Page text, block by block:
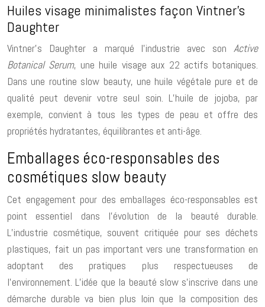
Huiles visage minimalistes façon Vintner’s
Daughter
Vintner’s Daughter a marqué l’industrie avec son Active
Botanical Serum, une huile visage aux 22 actifs botaniques.
Dans une routine slow beauty, une huile végétale pure et de
qualité peut devenir votre seul soin. L’huile de jojoba, par
exemple, convient à tous les types de peau et offre des
propriétés hydratantes, équilibrantes et anti-âge.
Emballages éco-responsables des
cosmétiques slow beauty
Cet engagement pour des emballages éco-responsables est
point essentiel dans l’évolution de la beauté durable.
L’industrie cosmétique, souvent critiquée pour ses déchets
plastiques, fait un pas important vers une transformation en
adoptant des pratiques plus respectueuses de
l’environnement. L’idée que la beauté slow s’inscrive dans une
démarche durable va bien plus loin que la composition des